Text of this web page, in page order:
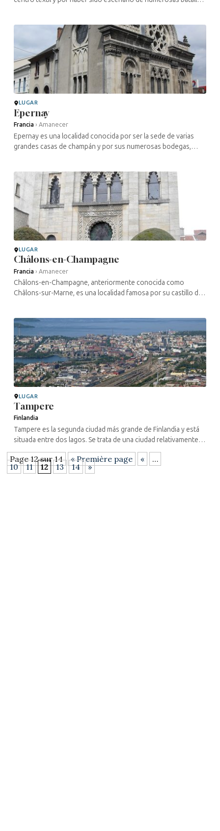
LUGAR
Epernay
Francia › Amanecer
Epernay es una localidad conocida por ser la sede de varias
grandes casas de champán y por sus numerosas bodegas,
LUGAR
Châlons-en-Champagne
Francia › Amanecer
Châlons-en-Champagne, anteriormente conocida como
Châlons-sur-Marne, es una localidad famosa por su castillo del
LUGAR
Tampere
Finlandia
Tampere es la segunda ciudad más grande de Finlandia y está
situada entre dos lagos. Se trata de una ciudad relativamente
nueva, fundada en 1775 por Gustavo III de Suecia con el
objetivo de ...
Page 12 sur 14 « Première page «
…
10
11 12 13 14 »